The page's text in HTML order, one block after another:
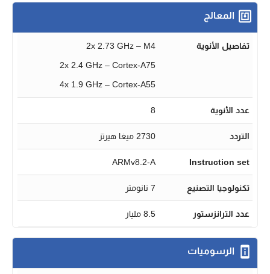
المعالج
تفاصيل الأنوية
2x 2.73 GHz – M4
2x 2.4 GHz – Cortex-A75
4x 1.9 GHz – Cortex-A55
عدد الأنوية 8
التردد 2730 ميغا هيرتز
Instruction set
ARMv8.2-A
تكنولوجيا التصنيع 7 نانومتر
عدد الترانزستور 8.5 مليار
الرسوميات